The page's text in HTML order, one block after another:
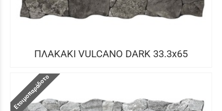
ΠΛΑΚΑΚΙ VULCANO DARK 33.3x65
Ετοιμοπαράδοτο